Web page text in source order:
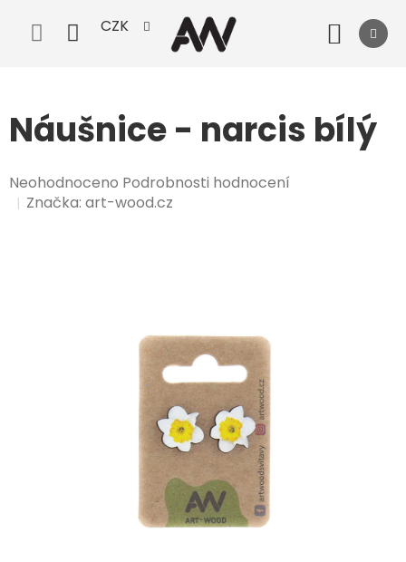
obsah
CZK
Náušnice - narcis bílý
Průměrné
hodnocení
Neohodnoceno Podrobnosti hodnocení
Značka:art-wood.cz